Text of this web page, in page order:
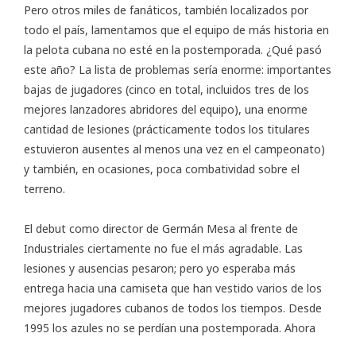
Pero otros miles de fanáticos, también localizados por
todo el país, lamentamos que el equipo de más historia en
la pelota cubana no esté en la postemporada. ¿Qué pasó
este año? La lista de problemas sería enorme: importantes
bajas de jugadores (cinco en total, incluidos tres de los
mejores lanzadores abridores del equipo), una enorme
cantidad de lesiones (prácticamente todos los titulares
estuvieron ausentes al menos una vez en el campeonato)
y también, en ocasiones, poca combatividad sobre el
terreno.
El debut como director de Germán Mesa al frente de
Industriales ciertamente no fue el más agradable. Las
lesiones y ausencias pesaron; pero yo esperaba más
entrega hacia una camiseta que han vestido varios de los
mejores jugadores cubanos de todos los tiempos. Desde
1995 los azules no se perdían una postemporada. Ahora